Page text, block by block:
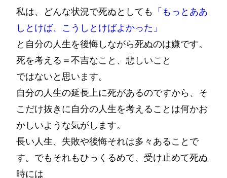
私は、どんな状況で死ぬとしても 「もっとああ
しとけば、こうしとけばよかった」
と自分の人生を後悔しながら死ぬのは嫌です。
死を考える＝不吉なこと、悲しいこと
ではないと思います。
自分の人生の延長上に死があるのですから、そ
こだけ抜きに自分の人生を考えることは何かお
かしいような気がします。
長い人生、失敗や後悔それは多々あることで
す。でもそれもひっくるめて、受け止めて死ぬ
時には